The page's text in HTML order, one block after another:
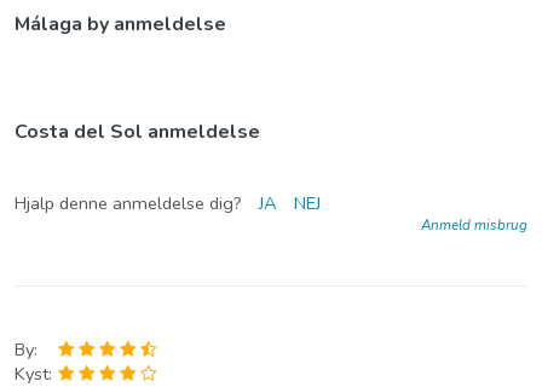
Málaga by anmeldelse
Costa del Sol anmeldelse
Hjalp denne anmeldelse dig? JA NEJ
Anmeld misbrug
By:
Kyst: